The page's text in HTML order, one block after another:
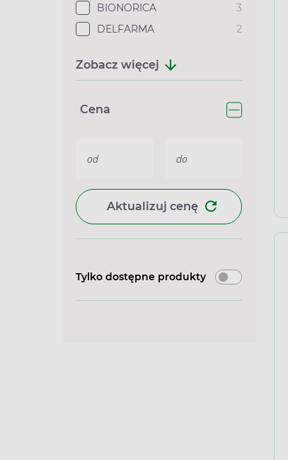
BIONORICA
3
DELFARMA
2
Zobacz więcej
Cena
Aktualizuj cenę
Tylko dostępne produkty